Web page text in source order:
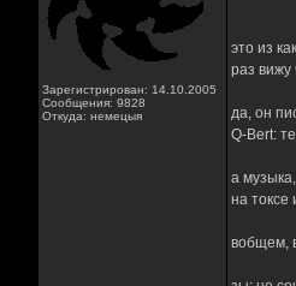
Зарегистрирован: 14.10.2005
Сообщения: 9828
Откуда: немецыя
это из
раз вижу
да, он
Q-Bert:
а
на токсе
вобщем,